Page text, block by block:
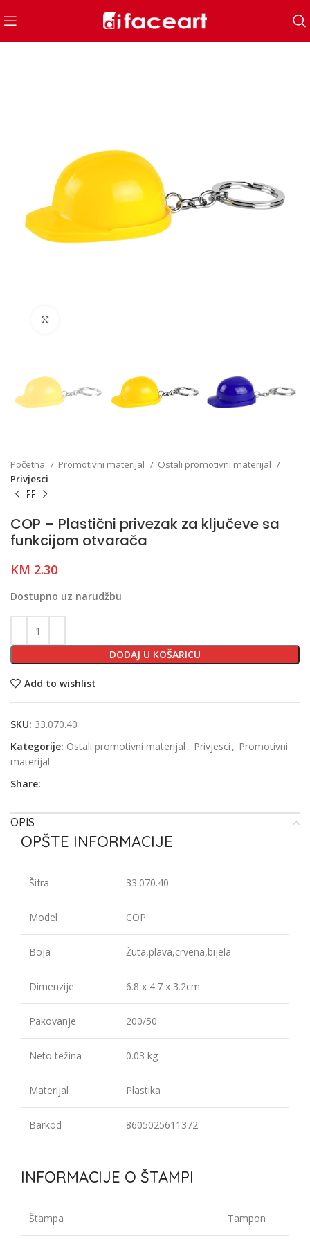
Početna Promotivni materijal
Ostali promotivni materijal
Privjesci
COP – Plastični privezak za ključeve sa
funkcijom otvarača
KM 2.30
Dostupno uz narudžbu
DODAJ U KOŠARICU
Add to wishlist
SKU: 33.070.40
Kategorije: Ostali promotivni materijal , Privjesci , Promotivni
materijal
Share:
OPIS
OPŠTE INFORMACIJE
Šifra 33.070.40
Model COP
Boja Žuta,plava,crvena,bijela
Dimenzije 6.8 x 4.7 x 3.2cm
Pakovanje 200/50
Neto težina 0.03 kg
Materijal Plastika
Barkod 8605025611372
INFORMACIJE O ŠTAMPI
Štampa Tampon